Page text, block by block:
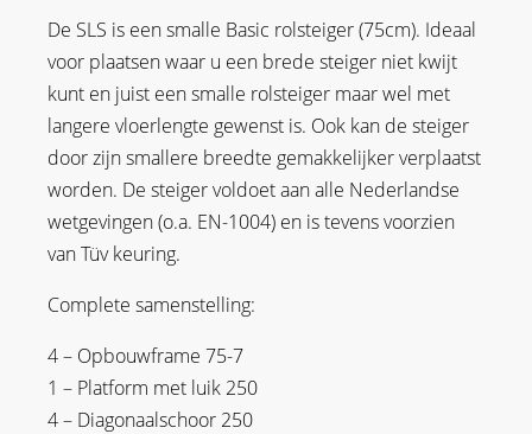
De SLS is een smalle Basic rolsteiger (75cm). Ideaal
voor plaatsen waar u een brede steiger niet kwijt
kunt en juist een smalle rolsteiger maar wel met
langere vloerlengte gewenst is. Ook kan de steiger
door zijn smallere breedte gemakkelijker verplaatst
worden. De steiger voldoet aan alle Nederlandse
wetgevingen (o.a. EN-1004) en is tevens voorzien
van Tüv keuring.
Complete samenstelling:
4 – Opbouwframe 75-7
1 – Platform met luik 250
4 – Diagonaalschoor 250